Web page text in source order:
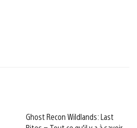
Ghost Recon Wildlands: Last